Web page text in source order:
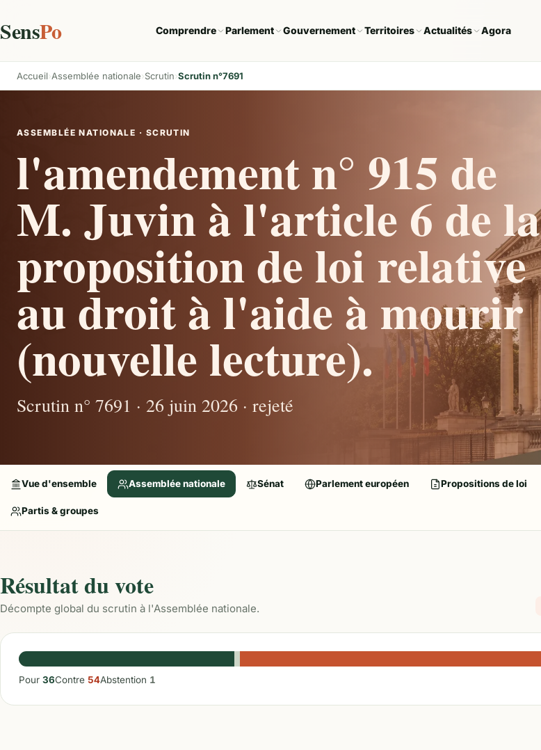
SensPo Comprendre Parlement Gouvernement Territoires Actualités Agora
Accueil Assemblée nationale Scrutin Scrutin n°7691
ASSEMBLÉE NATIONALE · SCRUTIN
l'amendement n° 915 de
M. Juvin à l'article 6 de la
proposition de loi relative
au droit à l'aide à mourir
(nouvelle lecture).
Scrutin n° 7691 · 26 juin 2026 · rejeté
Vue d'ensemble Assemblée nationale Sénat Parlement européen Propositions de loi
Partis & groupes
Résultat du vote
Décompte global du scrutin à l'Assemblée nationale.
Pour 36Contre 54Abstention 1